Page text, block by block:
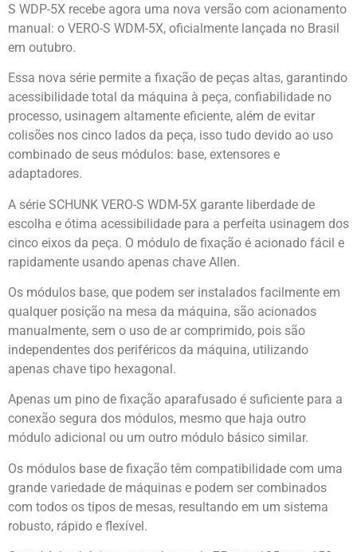
S WDP-5X recebe agora uma nova versão com acionamento
manual: o VERO-S WDM-5X, oficialmente lançada no Brasil
em outubro.
Essa nova série permite a fixação de peças altas, garantindo
acessibilidade total da máquina à peça, confiabilidade no
processo, usinagem altamente eficiente, além de evitar
colisões nos cinco lados da peça, isso tudo devido ao uso
combinado de seus módulos: base, extensores e
adaptadores.
A série SCHUNK VERO-S WDM-5X garante liberdade de
escolha e ótima acessibilidade para a perfeita usinagem dos
cinco eixos da peça. O módulo de fixação é acionado fácil e
rapidamente usando apenas chave Allen.
Os módulos base, que podem ser instalados facilmente em
qualquer posição na mesa da máquina, são acionados
manualmente, sem o uso de ar comprimido, pois são
independentes dos periféricos da máquina, utilizando
apenas chave tipo hexagonal.
Apenas um pino de fixação aparafusado é suficiente para a
conexão segura dos módulos, mesmo que haja outro
módulo adicional ou um outro módulo básico similar.
Os módulos base de fixação têm compatibilidade com uma
grande variedade de máquinas e podem ser combinados
com todos os tipos de mesas, resultando em um sistema
robusto, rápido e flexível.